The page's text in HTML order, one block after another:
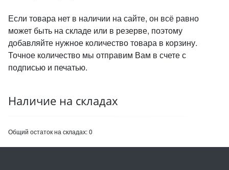
Если товара нет в наличии на сайте, он всё равно
может быть на складе или в резерве, поэтому
добавляйте нужное количество товара в корзину.
Точное количество мы отправим Вам в счете с
подписью и печатью.
Наличие на складах
Общий остаток на складах:0